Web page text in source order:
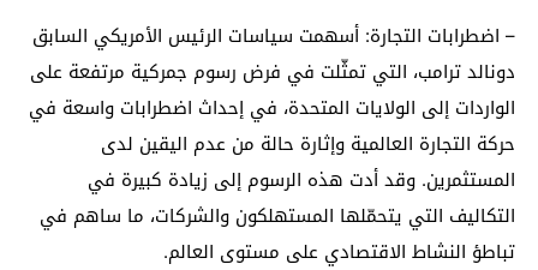
– اضطرابات التجارة: أسهمت سياسات الرئيس الأمريكي السابق
دونالد ترامب، التي تمثّلت في فرض رسوم جمركية مرتفعة على
الواردات إلى الولايات المتحدة، في إحداث اضطرابات واسعة في
حركة التجارة العالمية وإثارة حالة من عدم اليقين لدى
المستثمرين. وقد أدت هذه الرسوم إلى زيادة كبيرة في
التكاليف التي يتحمّلها المستهلكون والشركات، ما ساهم في
تباطؤ النشاط الاقتصادي على مستوى العالم.